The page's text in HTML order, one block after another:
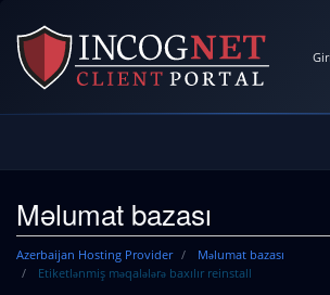
Məlumat bazası
Azerbaijan Hosting Provider
Məlumat bazası
Etiketlənmiş məqalələrə baxılır reinstall